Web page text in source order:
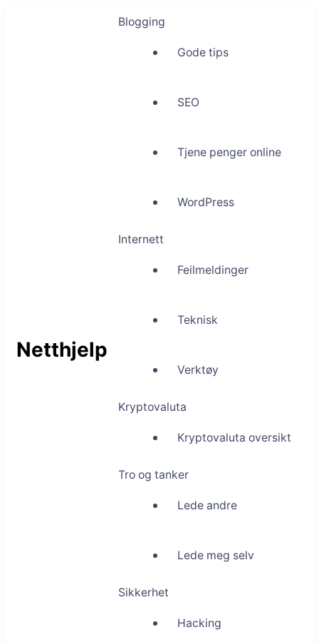
Netthjelp
Blogging
Gode tips
SEO
Tjene penger online
WordPress
Internett
Feilmeldinger
Teknisk
Verktøy
Kryptovaluta
Kryptovaluta oversikt
Tro og tanker
Lede andre
Lede meg selv
Sikkerhet
Hacking